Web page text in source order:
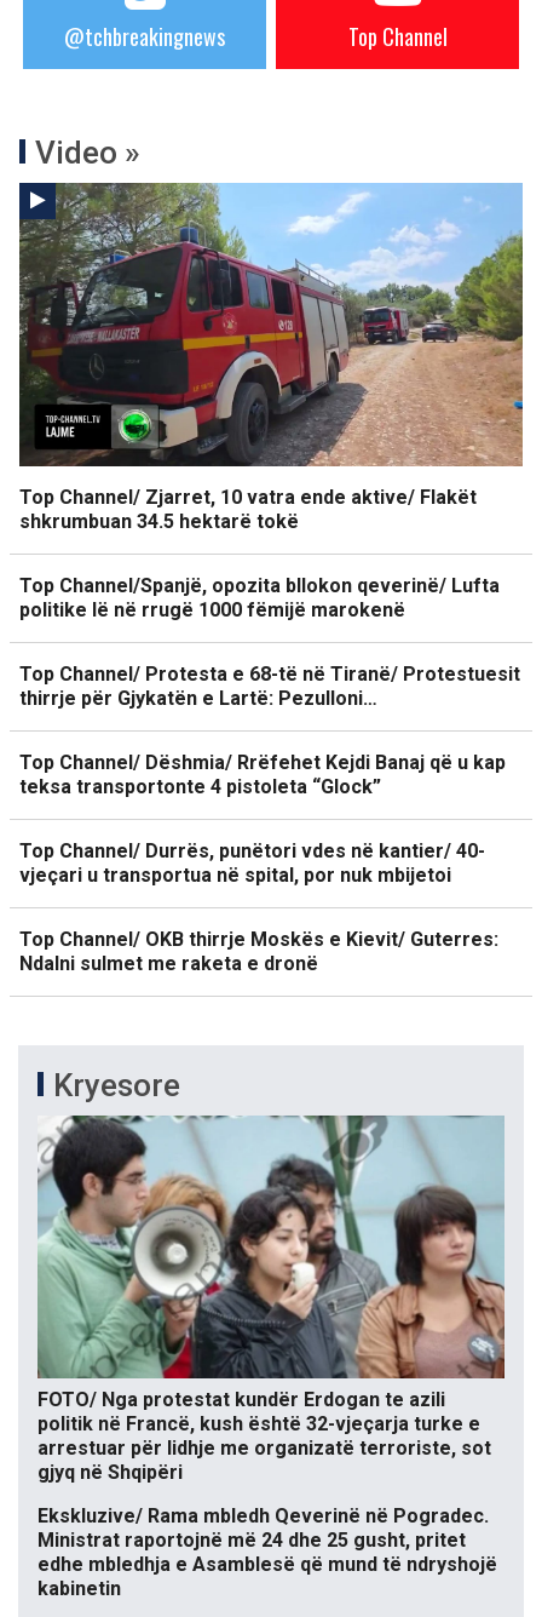
@tchbreakingnews Top Channel
Video »
Top Channel/ Zjarret, 10 vatra ende aktive/ Flakët
shkrumbuan 34.5 hektarë tokë
Top Channel/Spanjë, opozita bllokon qeverinë/ Lufta
politike lë në rrugë 1000 fëmijë marokenë
Top Channel/ Protesta e 68-të në Tiranë/ Protestuesit
thirrje për Gjykatën e Lartë: Pezulloni…
Top Channel/ Dëshmia/ Rrëfehet Kejdi Banaj që u kap
teksa transportonte 4 pistoleta “Glock”
Top Channel/ Durrës, punëtori vdes në kantier/ 40-
vjeçari u transportua në spital, por nuk mbijetoi
Top Channel/ OKB thirrje Moskës e Kievit/ Guterres:
Ndalni sulmet me raketa e dronë
Kryesore
FOTO/ Nga protestat kundër Erdogan te azili
politik në Francë, kush është 32-vjeçarja turke e
arrestuar për lidhje me organizatë terroriste, sot
gjyq në Shqipëri
Ekskluzive/ Rama mbledh Qeverinë në Pogradec.
Ministrat raportojnë më 24 dhe 25 gusht, pritet
edhe mbledhja e Asamblesë që mund të ndryshojë
kabinetin